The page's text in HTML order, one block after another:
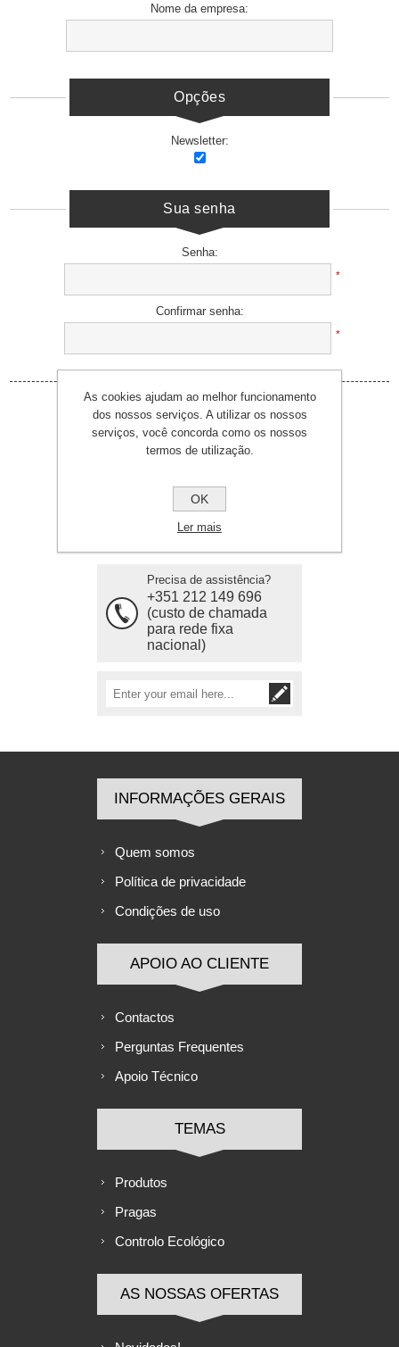
Nome da empresa:
Opções
Newsletter:
Sua senha
Senha:
*
Confirmar senha:
*
Precisa de assistência?
+351 212 149 696
(custo de chamada
para rede fixa
nacional)
INFORMAÇÕES GERAIS
Quem somos
Política de privacidade
Condições de uso
APOIO AO CLIENTE
Contactos
Perguntas Frequentes
Apoio Técnico
TEMAS
Produtos
Pragas
Controlo Ecológico
AS NOSSAS OFERTAS
As cookies ajudam ao melhor funcionamento
dos nossos serviços. A utilizar os nossos
serviços, você concorda como os nossos
termos de utilização.
OK
Ler mais